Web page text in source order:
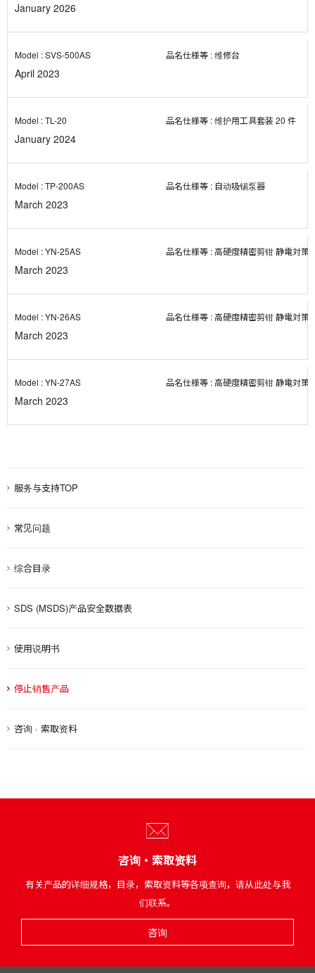
服务与支持TOP
常见问题
综合目录
SDS (MSDS)产品安全数据表
使用说明书
停止销售产品
咨询 · 索取资料
January 2026
SVS-500AS 维修台
April 2023
TL-20 维护用工具套装 20 件
January 2024
TP-200AS 自动吸锡泵器
March 2023
YN-25AS 高硬度精密剪钳 静電対
March 2023
YN-26AS 高硬度精密剪钳 静電対策
March 2023
YN-27AS 高硬度精密剪钳 静電対策
March 2023
咨询・索取资料
有关产品的详细规格，目录，索取资料等各项查询，请从此处与我
们联系。
咨询